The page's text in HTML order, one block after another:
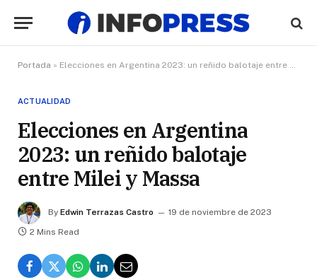
Portada » Elecciones en Argentina 2023: un reñido balotaje entre Milei y Massa
ACTUALIDAD
Elecciones en Argentina
2023: un reñido balotaje
entre Milei y Massa
By Edwin Terrazas Castro
19 de noviembre de 2023
2 Mins Read